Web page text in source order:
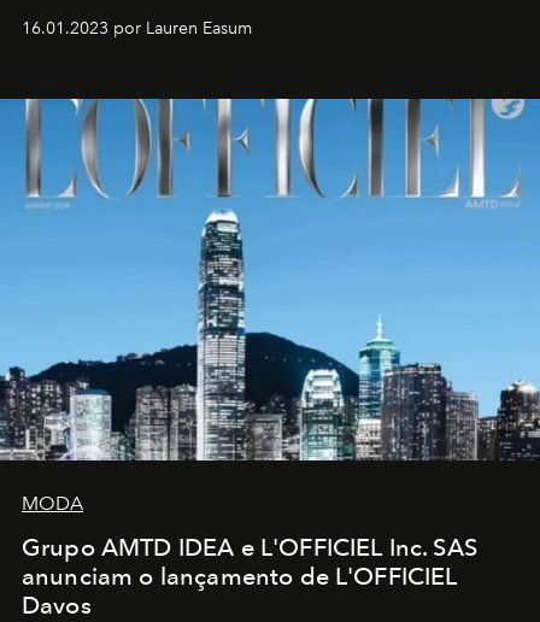
16.01.2023 por Lauren Easum
MODA
Grupo AMTD IDEA e L'OFFICIEL Inc. SAS
anunciam o lançamento de L'OFFICIEL
Davos